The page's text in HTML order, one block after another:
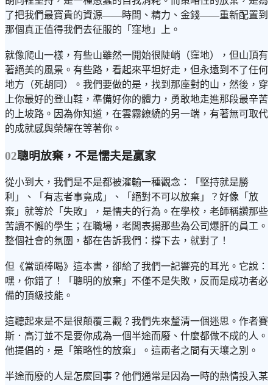
了把我們最寶貴的資源——時間、精力、金錢——重新配置到
那個真正值得我們去征服的「窪地」上。
就像爬山一樣，有些山雖然一開始很陡峭（窪地），但山頂有
著絕美的風景。有些路，看起來平坦好走，但永遠到不了任何
地方（死胡同）。我們要做的是，找到那座對的山，然後，穿
上你最好的登山鞋，準備好你的體力，勇敢地走進那段最辛苦
的上坡路。因為你知道，在雲霧繚繞的另一端，有著無可取代
的成就感與榮耀在等著你。
02聰明放棄，不是懦夫是贏家
從小到大，我們是不是都被灌輸一種觀念：「堅持就是勝
利」、「有志者事竟成」、「絕對不可以放棄」？好像「放
棄」就等於「失敗」，是懦夫的行為。在學校，老師稱讚那些
苦讀不懈的學生；在職場，老闆表揚那些為公司爆肝的員工。
整個社會的氛圍，都在告訴我們：撐下去，就對了！
但《當頭棒喝》這本書，卻給了我們一記響亮的耳光。它說：
嘿，你錯了！「聰明的放棄」不僅不是失敗，反而是成功者必
備的頂級技能。
這聽起來是不是很顛覆三觀？我們先來釐清一個迷思。作者賽
斯．高汀並不是要你成為一個半途而廢、什麼都做不成的人。
他提倡的，是「策略性的放棄」。這兩者之間有天壤之別。
半途而廢的人是怎麼回事？他們通常是因為一時的熱情投入某